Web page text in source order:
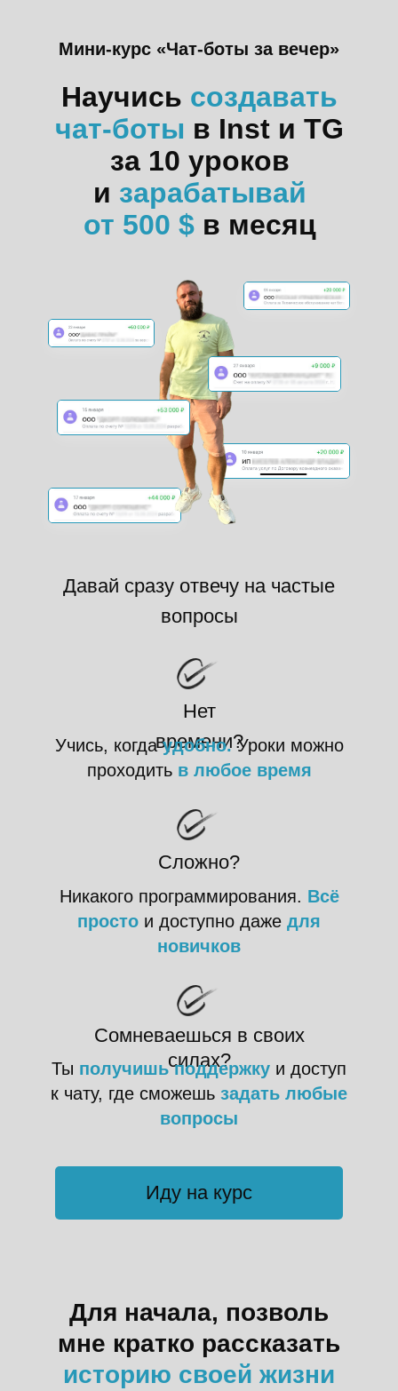
Иду на курс
Научись создавать
чат-боты в Inst и TG
за 10 уроков
и зарабатывай
от 500 $в месяц
Мини-курс «Чат-боты за вечер»
Давай сразу отвечу на частые
вопросы
Сомневаешься в своих
силах?
Ты получишь поддержку и доступ
к чату, где сможешь задать любые
вопросы
Сложно?
Никакого программирования. Всё
просто и доступно даже для
новичков
Нет
времени?
Учись, когдаудобно. Уроки можно
проходить в любое время
Для начала, позволь
мне кратко рассказать
историю своей жизни